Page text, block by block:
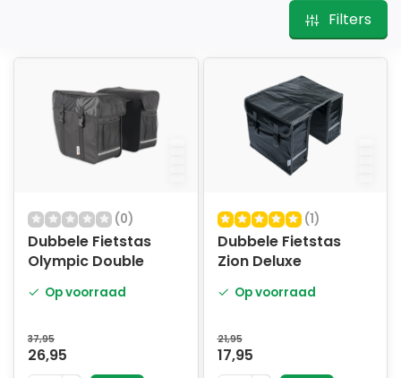
Filters
(0)
Dubbele Fietstas
Olympic Double
Op voorraad
37,95
26,95
(1)
Dubbele Fietstas
Zion Deluxe
Op voorraad
21,95
17,95